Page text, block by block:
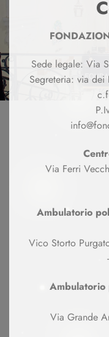
Sede legale: Via
Segreteria: via
Via Ferri
Ambulatorio
Vico Storto
Ambulatorio
Via Grande